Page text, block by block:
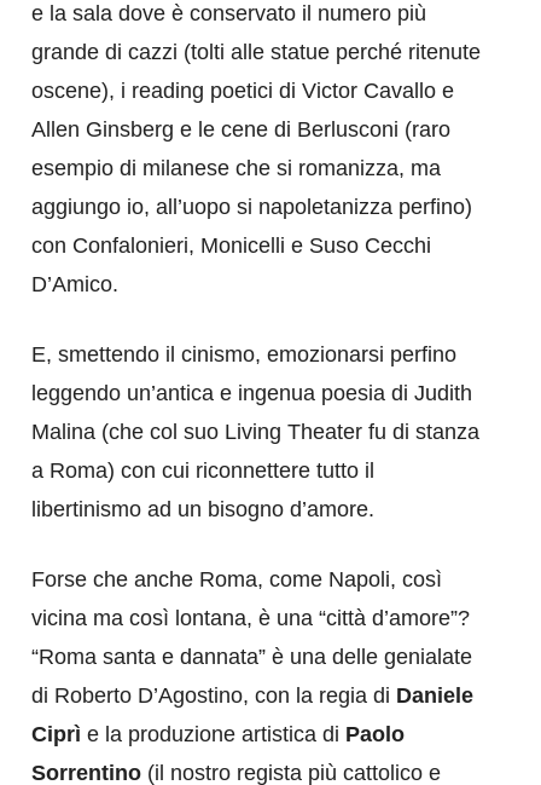
e la sala dove è conservato il numero più
grande di cazzi (tolti alle statue perché ritenute
oscene), i reading poetici di Victor Cavallo e
Allen Ginsberg e le cene di Berlusconi (raro
esempio di milanese che si romanizza, ma
aggiungo io, all’uopo si napoletanizza perfino)
con Confalonieri, Monicelli e Suso Cecchi
D’Amico.
E, smettendo il cinismo, emozionarsi perfino
leggendo un’antica e ingenua poesia di Judith
Malina (che col suo Living Theater fu di stanza
a Roma) con cui riconnettere tutto il
libertinismo ad un bisogno d’amore.
Forse che anche Roma, come Napoli, così
vicina ma così lontana, è una “città d’amore”?
“Roma santa e dannata” è una delle genialate
di Roberto D’Agostino, con la regia di Daniele
Ciprì e la produzione artistica di Paolo
Sorrentino (il nostro regista più cattolico e